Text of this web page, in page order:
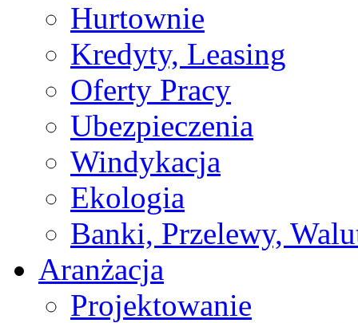
Hurtownie
Kredyty, Leasing
Oferty Pracy
Ubezpieczenia
Windykacja
Ekologia
Banki, Przelewy,
Aranżacja
Projektowanie